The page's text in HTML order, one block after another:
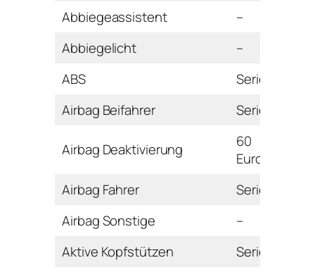
Abbiegeassistent
–
Abbiegelicht
–
ABS
Serie
Airbag Beifahrer
Serie
Airbag Deaktivierung
60
Euro
Airbag Fahrer
Serie
Airbag Sonstige
–
Aktive Kopfstützen
Serie